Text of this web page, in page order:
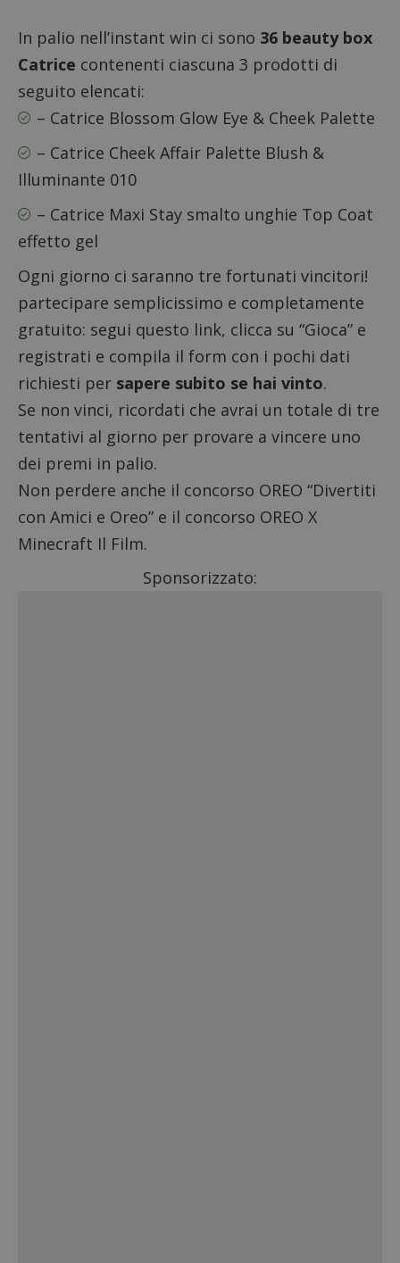
In palio nell’instant win ci sono 36 beauty box
Catrice contenenti ciascuna 3 prodotti di
seguito elencati:
– Catrice Blossom Glow Eye & Cheek Palette
– Catrice Cheek Affair Palette Blush &
Illuminante 010
– Catrice Maxi Stay smalto unghie Top Coat
effetto gel
Ogni giorno ci saranno tre fortunati vincitori!
partecipare semplicissimo e completamente
gratuito: segui questo link, clicca su “Gioca” e
registrati e compila il form con i pochi dati
richiesti per sapere subito se hai vinto.
Se non vinci, ricordati che avrai un totale di tre
tentativi al giorno per provare a vincere uno
dei premi in palio.
Non perdere anche il concorso OREO “Divertiti
con Amici e Oreo” e il concorso OREO X
Minecraft Il Film.
Sponsorizzato: